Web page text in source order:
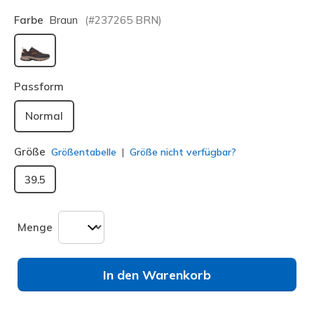
Farbe Braun (#237265 BRN)
ausgewählt
Passform
Normal
Größe Größentabelle Größe nicht verfügbar?
39.5
Menge
In den Warenkorb